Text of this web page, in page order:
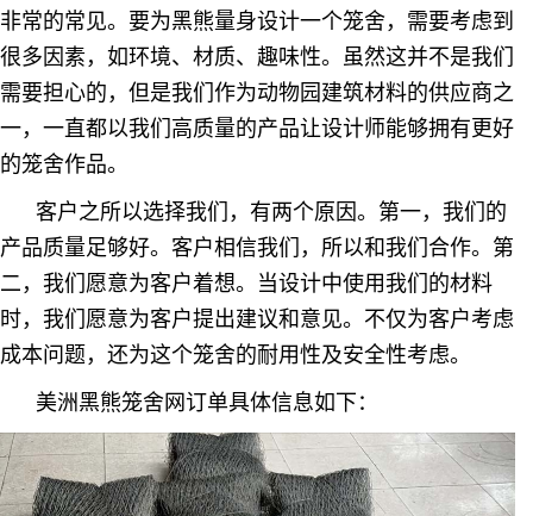
非常的常见。要为黑熊量身设计一个笼舍，需要考虑到
很多因素，如环境、材质、趣味性。虽然这并不是我们
需要担心的，但是我们作为动物园建筑材料的供应商之
一，一直都以我们高质量的产品让设计师能够拥有更好
的笼舍作品。
客户之所以选择我们，有两个原因。第一，我们的
产品质量足够好。客户相信我们，所以和我们合作。第
二，我们愿意为客户着想。当设计中使用我们的材料
时，我们愿意为客户提出建议和意见。不仅为客户考虑
成本问题，还为这个笼舍的耐用性及安全性考虑。
美洲黑熊笼舍网订单具体信息如下：